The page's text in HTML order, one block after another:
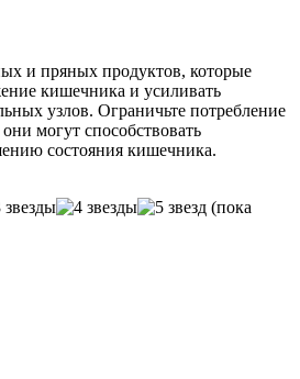
и пряных продуктов, которые
кишечника и усиливать
узлов. Ограничьте потребление
могут способствовать
состояния кишечника.
(пока